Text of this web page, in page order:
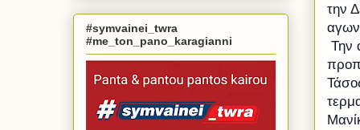
την
Την
#symvainei_twra
#me_ton_pano_karagianni